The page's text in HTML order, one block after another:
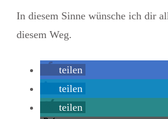
In diesem Sinne wünsche ich dir
diesem Weg.
teilen
teilen
teilen